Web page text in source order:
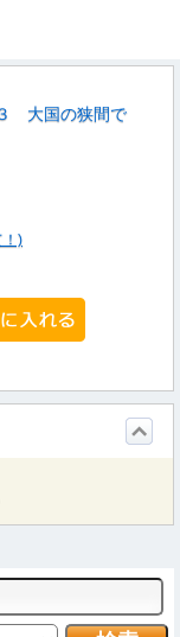
大国の狭間で
！)